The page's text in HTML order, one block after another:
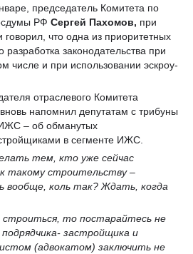
председатель Комитета по
РФ Сергей Пахомов, при
говорил, что одна из приоритетных
разработка законодательства при
числе и при использовании эскроу-
отраслевого Комитета
вновь напомнил депутатам с трибуны
– об обманутых
в сегменте ИЖС.
тем, кто уже сейчас
такому строительству –
коль так? Ждать, когда
строиться, то постарайтесь не
застройщика и
(адвокатом) заключить не